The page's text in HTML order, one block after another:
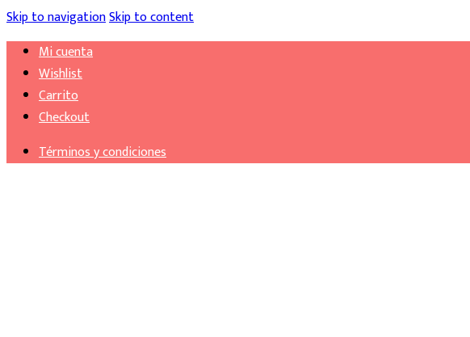
Skip to navigationSkip to content
Mi cuenta
Wishlist
Carrito
Checkout
Términos y condiciones